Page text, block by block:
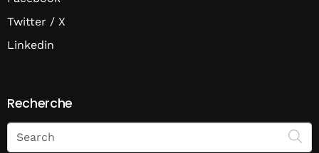
Twitter / X
Linkedin
Recherche
Search
on